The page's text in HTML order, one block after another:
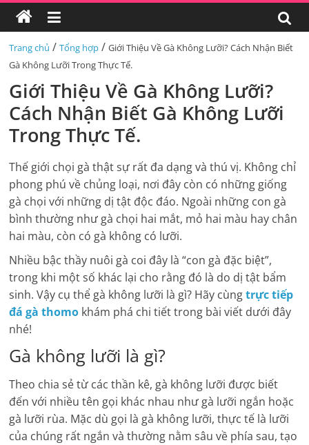
Trang chủ /Tổng hợp /Giới Thiệu Về Gà Không Lưỡi? Cách Nhận Biết
Gà Không Lưỡi Trong Thực Tế.
Giới Thiệu Về Gà Không Lưỡi?
Cách Nhận Biết Gà Không Lưỡi
Trong Thực Tế.
Thế giới chọi gà thật sự rất đa dạng và thú vị. Không chỉ
phong phú về chủng loại, nơi đây còn có những giống
gà chọi với những dị tật độc đáo. Ngoài những con gà
bình thường như gà chọi hai mắt, mỏ hai màu hay chân
hai màu, còn có gà không có lưỡi.
Nhiều bậc thầy nuôi gà coi đây là “con gà đặc biệt”,
trong khi một số khác lại cho rằng đó là do dị tật bẩm
sinh. Vậy cụ thể gà không lưỡi là gì? Hãy cùngtrực tiếp
đá gà thomo khám phá chi tiết trong bài viết dưới đây
nhé!
Gà không lưỡi là gì?
Theo chia sẻ từ các thần kê, gà không lưỡi được biết
đến với nhiều tên gọi khác nhau như gà lưỡi ngắn hoặc
gà lưỡi rùa. Mặc dù gọi là gà không lưỡi, thực tế là lưỡi
của chúng rất ngắn và thường nằm sâu về phía sau, tạo